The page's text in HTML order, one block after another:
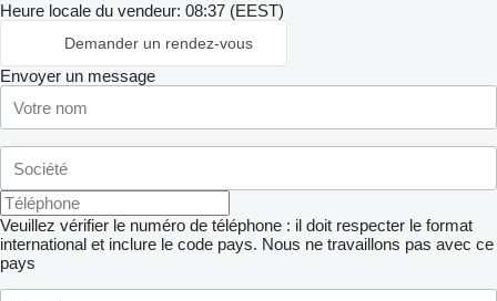
Heure locale du vendeur: 08:37 (EEST)
Demander un rendez-vous
Envoyer un message
Veuillez vérifier le numéro de téléphone : il doit respecter le format
international et inclure le code pays. Nous ne travaillons pas avec ce
pays